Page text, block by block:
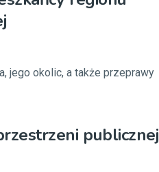
jego okolic, a także przeprawy
publicznej